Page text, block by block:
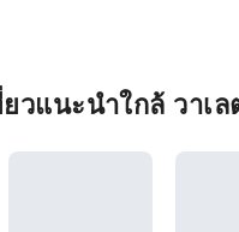
วแนะนำใกล้ วาเล